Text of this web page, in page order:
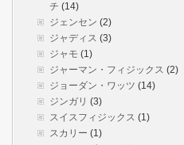
チ (14)
ジェンセン (2)
ジャディス (3)
ジャモ (1)
ジャーマン・フィジックス (2)
ジョーダン・ワッツ (14)
ジンガリ (3)
スイスフィジックス (1)
スカリー (1)